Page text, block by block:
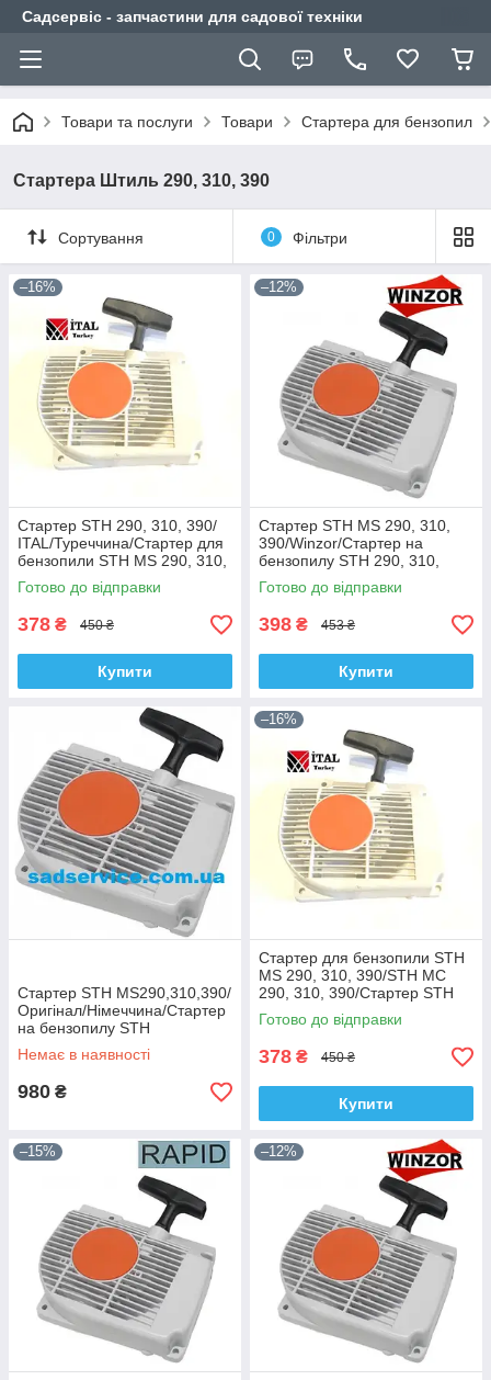
Садсервіс - запчастини для садової техніки
Товари та послуги Товари Стартера для бензопил
Стартера Штиль 290, 310, 390
Сортування 0 Фільтри
–16%
Стартер STH 290, 310, 390/
ITAL/Туреччина/Стартер для
бензопили STH MS 290, 310,
390/STH МС 290, 310, 390
Готово до відправки
378 ₴ 450 ₴
Купити
–12%
Стартер STH MS 290, 310,
390/Winzor/Стартер на
бензопилу STH 290, 310,
390/на мотопилу STH 290,
310, 390
Готово до відправки
398 ₴ 453 ₴
Купити
Стартер STH MS290,310,390/
Оригінал/Німеччина/Стартер
на бензопилу STH
290,310,390/Стартер STH
290,310,390
Немає в наявності
980 ₴
–16%
Стартер для бензопили STH
MS 290, 310, 390/STH МС
290, 310, 390/Стартер STH
290, 310, 390/ ITAL/
Туреччина
Готово до відправки
378 ₴ 450 ₴
Купити
–15% –12%